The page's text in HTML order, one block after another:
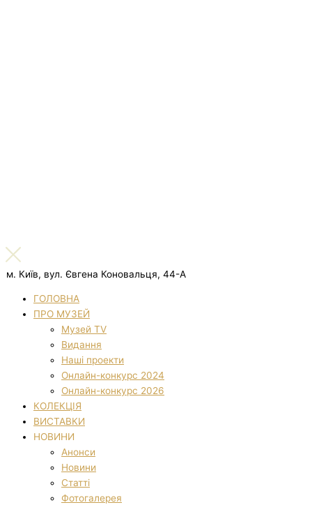
м. Київ, вул. Євгена Коновальця, 44-А
ГОЛОВНА
ПРО МУЗЕЙ
Музей TV
Видання
Наші проекти
Онлайн-конкурс 2024
Онлайн-конкурс 2026
КОЛЕКЦІЯ
ВИСТАВКИ
НОВИНИ
Анонси
Новини
Статті
Фотогалерея